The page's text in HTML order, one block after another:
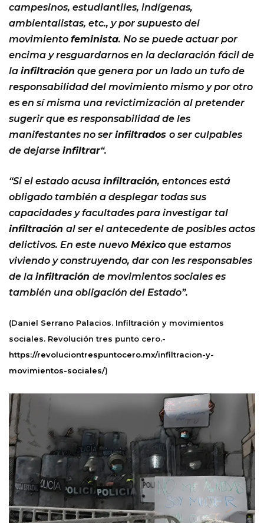
campesinos, estudiantiles, indígenas,
ambientalistas, etc., y por supuesto del
movimiento feminista. No se puede actuar por
encima y resguardarnos en la declaración fácil de
la infiltración que genera por un lado un tufo de
responsabilidad del movimiento mismo y por otro
es en sí misma una revictimización al pretender
sugerir que es responsabilidad de les
manifestantes no ser infiltrados o ser culpables
de dejarse infiltrar“.
“Si el estado acusa infiltración, entonces está
obligado también a desplegar todas sus
capacidades y facultades para investigar tal
infiltración al ser el antecedente de posibles actos
delictivos. En este nuevo México que estamos
viviendo y construyendo, dar con les responsables
de la infiltración de movimientos sociales es
también una obligación del Estado”.
(Daniel Serrano Palacios. Infiltración y movimientos
sociales. Revolución tres punto cero.-
https://revoluciontrespuntocero.mx/infiltracion-y-
movimientos-sociales/)